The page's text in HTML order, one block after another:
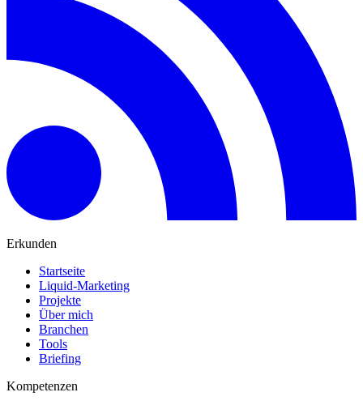
Erkunden
Startseite
Liquid-Marketing
Projekte
Über mich
Branchen
Tools
Briefing
Kompetenzen